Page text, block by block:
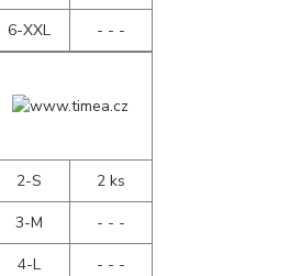
6-XXL
- - -
2-S
2 ks
3-M
- - -
4-L
- - -